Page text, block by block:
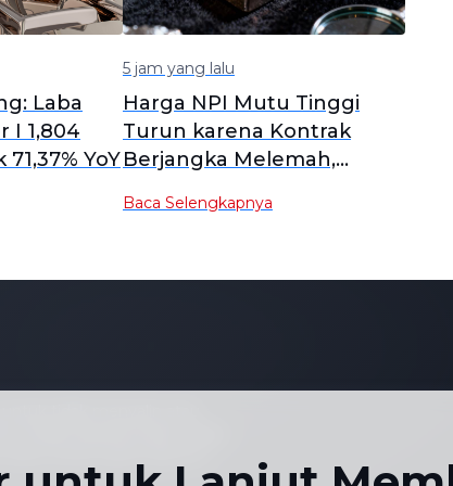
Laba
I 1,804
YoY
5 jam yang lalu
Harga NPI Mutu Tinggi
Turun karena Kontrak
Berjangka Melemah,
Menerapkan Harga
Baca Selengkapnya